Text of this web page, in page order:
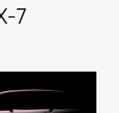
7